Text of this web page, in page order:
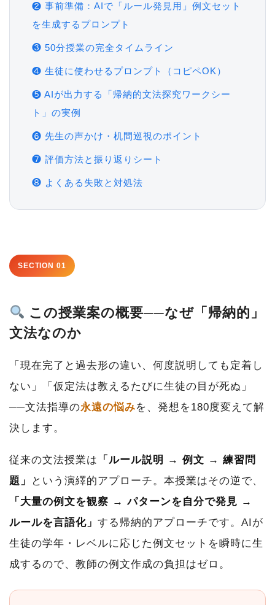
❷ 事前準備：AIで「ルール発見用」例文セット
を生成するプロンプト
❸ 50分授業の完全タイムライン
❹ 生徒に使わせるプロンプト（コピペOK）
❺ AIが出力する「帰納的文法探究ワークシー
ト」の実例
❻ 先生の声かけ・机間巡視のポイント
❼ 評価方法と振り返りシート
❽ よくある失敗と対処法
SECTION 01
この授業案の概要──なぜ「帰納的」
文法なのか
「現在完了と過去形の違い、何度説明しても定着し
ない」「仮定法は教えるたびに生徒の目が死ぬ」
──文法指導の永遠の悩みを、発想を180度変えて解
決します。
従来の文法授業は
「ルール説明 → 例文 → 練習問
題」
という演繹的アプローチ。本授業はその逆で、
「大量の例文を観察 → パターンを自分で発見 →
ルールを言語化」 する帰納的アプローチです。AIが
生徒の学年・レベルに応じた例文セットを瞬時に生
成するので、教師の例文作成の負担はゼロ。